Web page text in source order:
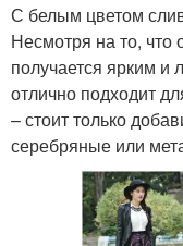
С белым цветом
Несмотря на то, что
получается ярким и
отлично подходит
– стоит только
серебряные или